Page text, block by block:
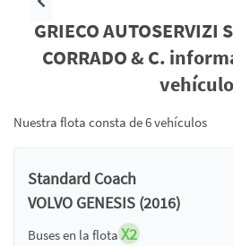
Anterior
GRIECO AUTOSERVIZI
CORRADO & C.
Nuestra flota consta de 6 vehículos
Standard Coach
VOLVO GENESIS (2016)
Buses en la flota X2